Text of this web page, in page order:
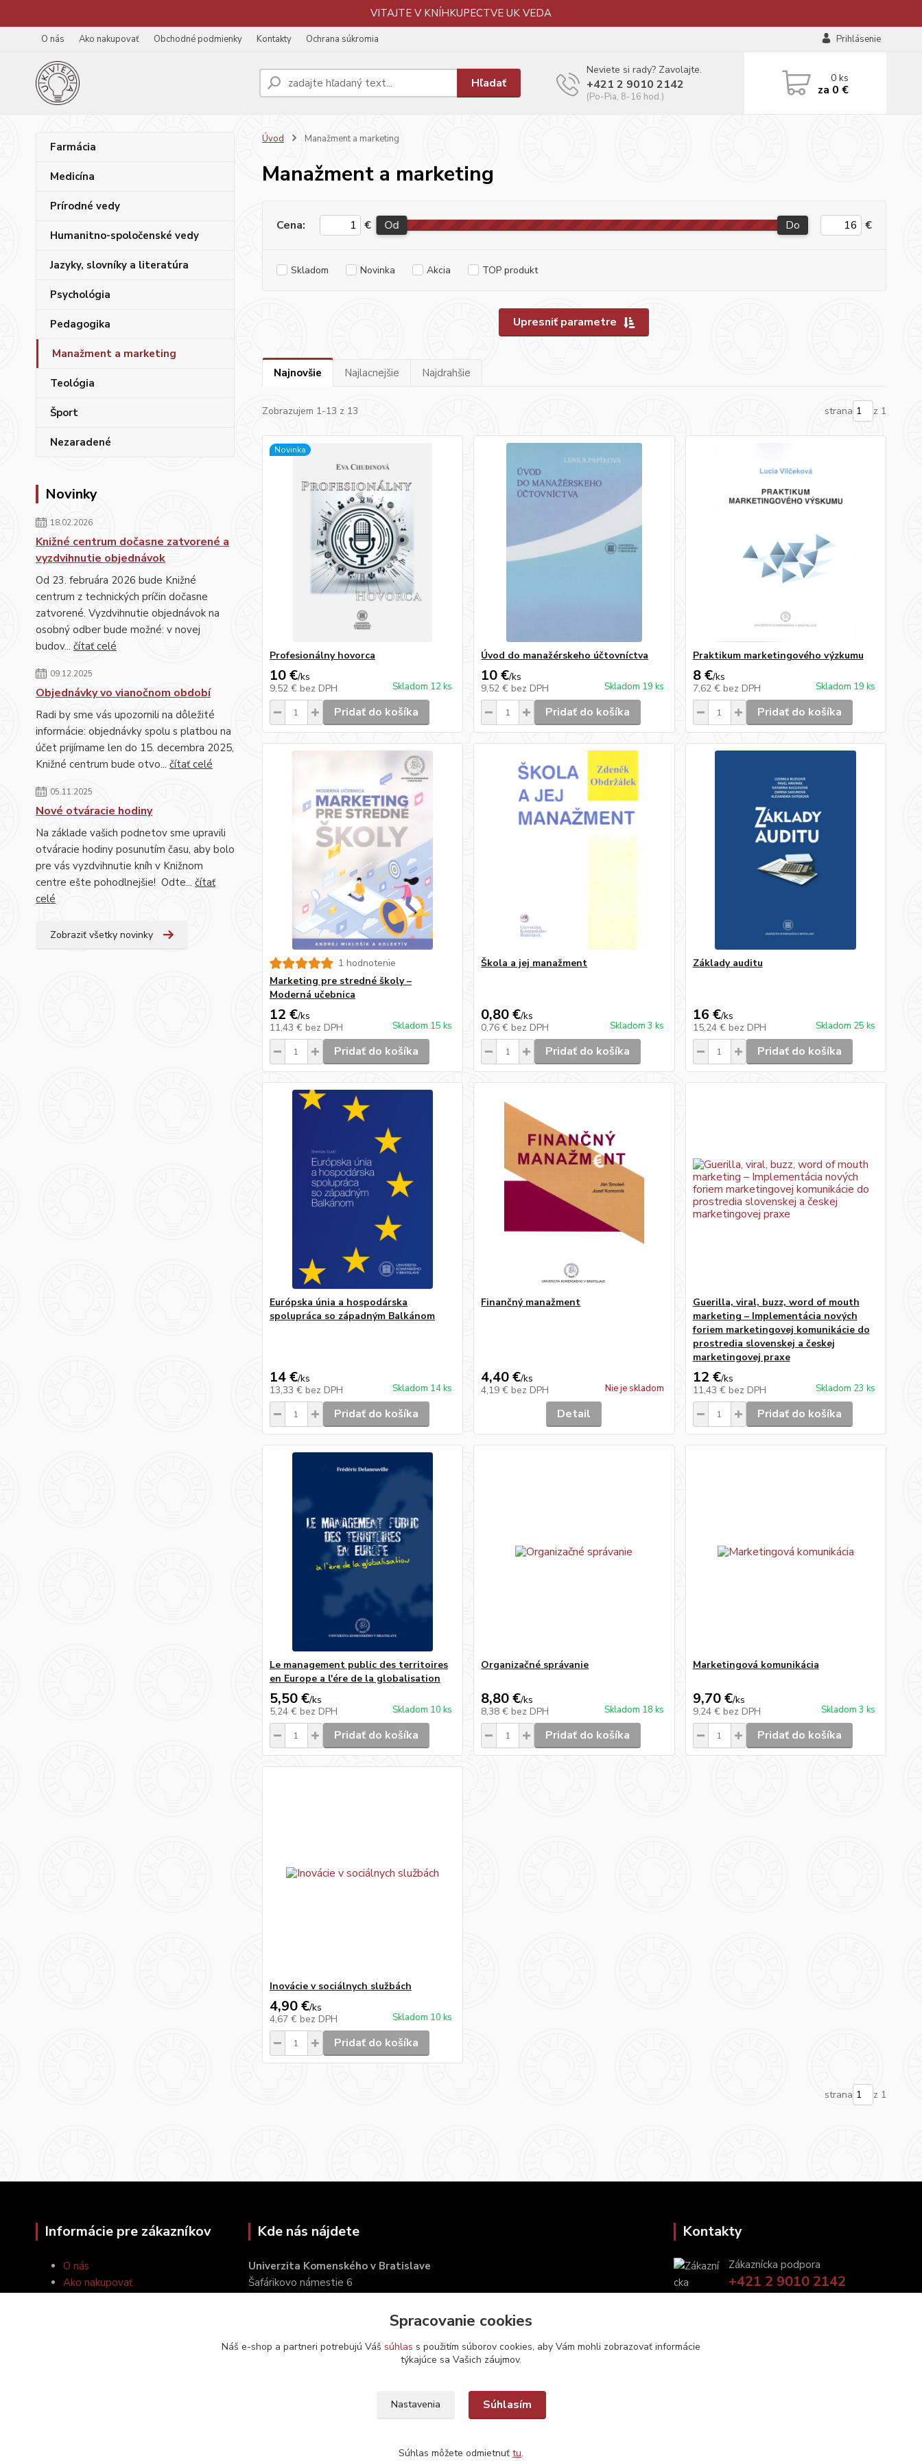
VITAJTE V KNÍHKUPECTVE UK VEDA
O nás Ako nakupovať Obchodné podmienky Kontakty Ochrana súkromia Prihlásenie
Hľadať
Neviete si rady? Zavolajte.
+421 2 9010 2142
(Po-Pia, 8-16 hod.)
0ks
za 0 €
Farmácia
Medicína
Prírodné vedy
Humanitno-spoločenské vedy
Jazyky, slovníky a literatúra
Psychológia
Pedagogika
Manažment a marketing
Teológia
Šport
Nezaradené
Novinky
18.02.2026
Knižné centrum dočasne zatvorené a
vyzdvihnutie objednávok
Od 23. februára 2026 bude Knižné
centrum z technických príčin dočasne
zatvorené. Vyzdvihnutie objednávok na
osobný odber bude možné: v novej
budov... čítať celé
09.12.2025
Objednávky vo vianočnom období
Radi by sme vás upozornili na dôležité
informácie: objednávky spolu s platbou na
účet prijímame len do 15. decembra 2025,
Knižné centrum bude otvo... čítať celé
05.11.2025
Nové otváracie hodiny
Na základe vašich podnetov sme upravili
otváracie hodiny posunutím času, aby bolo
pre vás vyzdvihnutie kníh v Knižnom
centre ešte pohodlnejšie! Odte... čítať
celé
Zobraziť všetky novinky
Úvod Manažment a marketing
Manažment a marketing
Upresniť parametre
Cena: € Od Do €
Skladom Novinka Akcia TOP produkt
Najnovšie Najlacnejšie Najdrahšie
Zobrazujem 1-13 z 13 strana z 1
Novinka
Profesionálny hovorca
10 €/ks
9,52 € bez DPH Skladom 12 ks
Pridať do košíka
Úvod do manažérskeho účtovníctva
10 €/ks
9,52 € bez DPH Skladom 19 ks
Pridať do košíka
Praktikum marketingového výzkumu
8 €/ks
7,62 € bez DPH Skladom 19 ks
Pridať do košíka
1 hodnotenie
Marketing pre stredné školy –
Moderná učebnica
12 €/ks
11,43 € bez DPH Skladom 15 ks
Pridať do košíka
Škola a jej manažment
0,80 €/ks
0,76 € bez DPH Skladom 3 ks
Pridať do košíka
Základy auditu
16 €/ks
15,24 € bez DPH Skladom 25 ks
Pridať do košíka
Európska únia a hospodárska
spolupráca so západným Balkánom
14 €/ks
13,33 € bez DPH Skladom 14 ks
Pridať do košíka
Finančný manažment
4,40 €/ks
4,19 € bez DPH Nie je skladom
Detail
Guerilla, viral, buzz, word of mouth
marketing – Implementácia nových
foriem marketingovej komunikácie do
prostredia slovenskej a českej
marketingovej praxe
12 €/ks
11,43 € bez DPH Skladom 23 ks
Pridať do košíka
Le management public des territoires
en Europe a l'ére de la globalisation
5,50 €/ks
5,24 € bez DPH Skladom 10 ks
Pridať do košíka
Organizačné správanie
8,80 €/ks
8,38 € bez DPH Skladom 18 ks
Pridať do košíka
Marketingová komunikácia
9,70 €/ks
9,24 € bez DPH Skladom 3 ks
Pridať do košíka
Inovácie v sociálnych službách
4,90 €/ks
4,67 € bez DPH Skladom 10 ks
Pridať do košíka
strana z 1
Informácie pre zákazníkov
O nás
Ako nakupovať
Kde nás nájdete
Univerzita Komenského v Bratislave
Šafárikovo námestie 6
Kontakty
Zákaznícka podpora
+421 2 9010 2142
Spracovanie cookies
Náš e-shop a partneri potrebujú Váš súhlas s použitím súborov cookies, aby Vám mohli zobrazovať informácie
týkajúce sa Vašich záujmov.
Nastavenia Súhlasím
Súhlas môžete odmietnuť tu.